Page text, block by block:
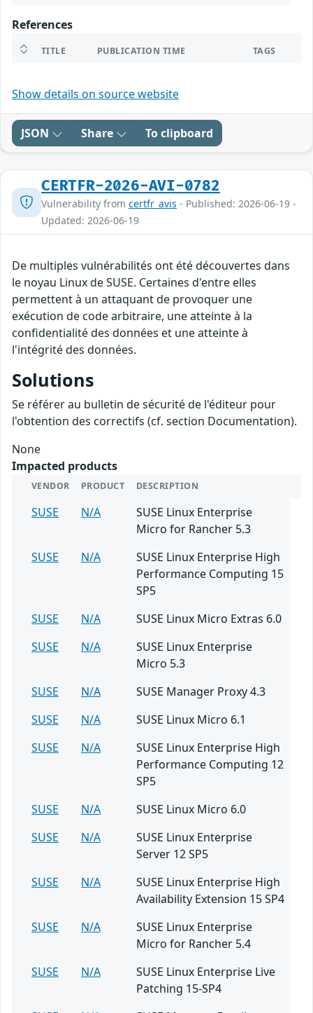
References
TITLE PUBLICATION TIME TAGS
Show details on source website
JSON Share To clipboard
CERTFR-2026-AVI-0782
Vulnerability from certfr_avis - Published: 2026-06-19 -
Updated: 2026-06-19
De multiples vulnérabilités ont été découvertes dans
le noyau Linux de SUSE. Certaines d'entre elles
permettent à un attaquant de provoquer une
exécution de code arbitraire, une atteinte à la
confidentialité des données et une atteinte à
l'intégrité des données.
Solutions
Se référer au bulletin de sécurité de l'éditeur pour
l'obtention des correctifs (cf. section Documentation).
None
Impacted products
VENDOR PRODUCT DESCRIPTION
SUSE N/A
SUSE Linux Enterprise
Micro for Rancher 5.3
SUSE
N/A
SUSE Linux Enterprise High
Performance Computing 15
SP5
SUSE
N/A
SUSE Linux Micro Extras 6.0
SUSE
N/A
SUSE Linux Enterprise
Micro 5.3
SUSE
N/A
SUSE Manager Proxy 4.3
SUSE
N/A
SUSE Linux Micro 6.1
SUSE
N/A
SUSE Linux Enterprise High
Performance Computing 12
SP5
SUSE
N/A
SUSE Linux Micro 6.0
SUSE
N/A
SUSE Linux Enterprise
Server 12 SP5
SUSE
N/A
SUSE Linux Enterprise High
Availability Extension 15 SP4
SUSE
N/A
SUSE Linux Enterprise
Micro for Rancher 5.4
SUSE
N/A
SUSE Linux Enterprise Live
Patching 15-SP4